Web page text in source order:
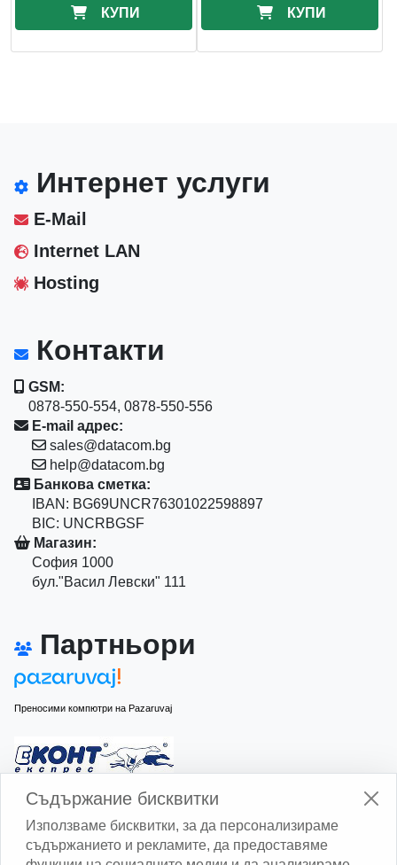
КУПИ КУПИ
Интернет услуги
E-Mail
Internet LAN
Hosting
Контакти
GSM:
0878-550-554, 0878-550-556
E-mail адрес:
sales@datacom.bg
help@datacom.bg
Банкова сметка:
IBAN: BG69UNCR76301022598897
BIC: UNCRBGSF
Магазин:
София 1000
бул."Васил Левски" 111
Партньори
Преносими компютри на Pazaruvaj
Изчисли доставката с Еконт
Съдържание бисквитки
Използваме бисквитки, за да персонализираме
съдържанието и рекламите, да предоставяме